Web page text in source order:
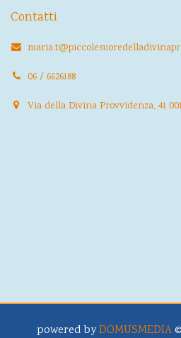
Contatti
06 / 6626188
Via della Divina Provvidenza, 41
powered byDOMUSMEDIA